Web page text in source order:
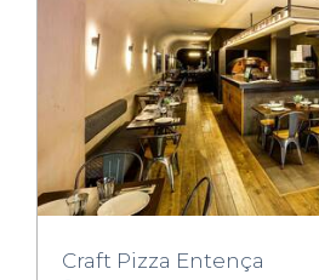
Craft Pizza Entença